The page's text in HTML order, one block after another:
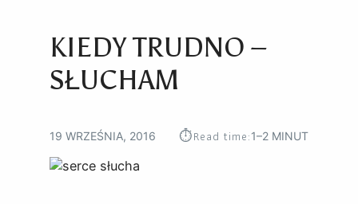
KIEDY TRUDNO –
SŁUCHAM
19 WRZEŚNIA, 2016 ⏱︎Read time:1–2 MINUT